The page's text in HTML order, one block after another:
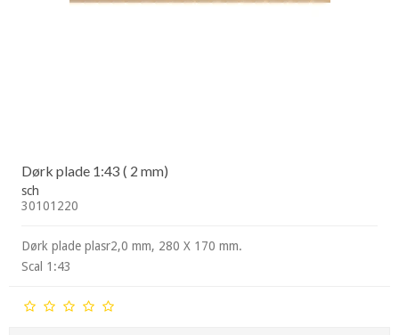
Dørk plade 1:43 ( 2 mm)
sch
30101220
Dørk plade plasr2,0 mm, 280 X 170 mm.
Scal 1:43